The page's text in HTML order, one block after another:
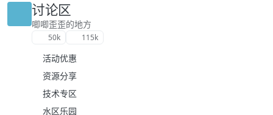
讨论区
唧唧歪歪的地方
50k 115k
活动优惠
资源分享
技术专区
水区乐园